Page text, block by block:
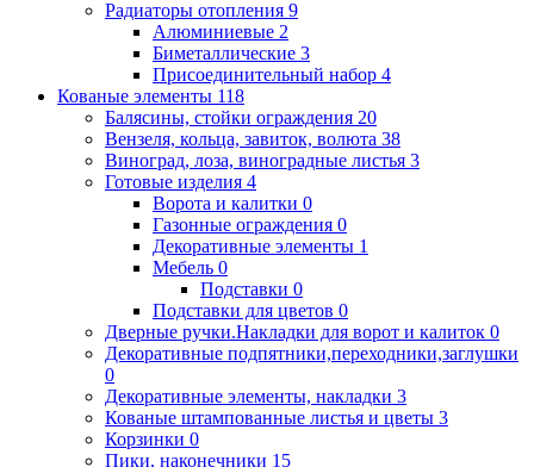
Радиаторы отопления 9
Алюминиевые 2
Биметаллические 3
Присоединительный набор 4
Кованые элементы 118
Балясины, стойки ограждения 20
Вензеля, кольца, завиток, волюта 38
Виноград, лоза, виноградные листья 3
Готовые изделия 4
Ворота и калитки 0
Газонные ограждения 0
Декоративные элементы 1
Мебель 0
Подставки 0
Подставки для цветов 0
Дверные ручки.Накладки для ворот и калиток 0
Декоративные подпятники,переходники,заглушки
0
Декоративные элементы, накладки 3
Кованые штампованные листья и цветы 3
Корзинки 0
Пики, наконечники 15